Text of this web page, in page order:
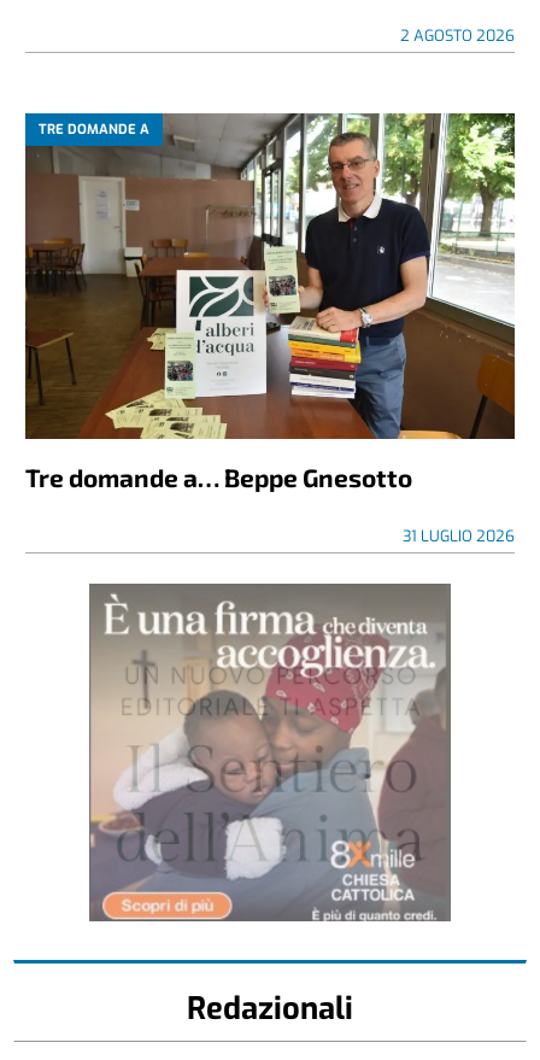
2 AGOSTO 2026
TRE DOMANDE A
Tre domande a… Beppe Gnesotto
31 LUGLIO 2026
Redazionali